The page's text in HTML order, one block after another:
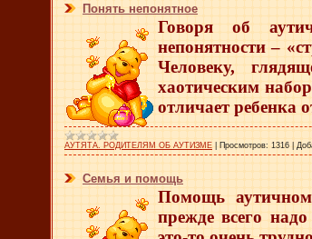
Понять непонятное
Говоря об
непонятности –
Человеку,
хаотическим
отличает ребенка
АУТЯТА. РОДИТЕЛЯМ ОБ АУТИЗМЕ Просмотров: 1316
Семья и помощь
Помощь
прежде всего